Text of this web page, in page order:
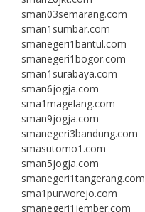
sman03semarang.com
sman1sumbar.com
smanegeri1bantul.com
smanegeri1bogor.com
sman1surabaya.com
sman6jogja.com
sma1magelang.com
sman9jogja.com
smanegeri3bandung.com
smasutomo1.com
sman5jogja.com
smanegeri1tangerang.com
sma1purworejo.com
smanegeri1jember.com